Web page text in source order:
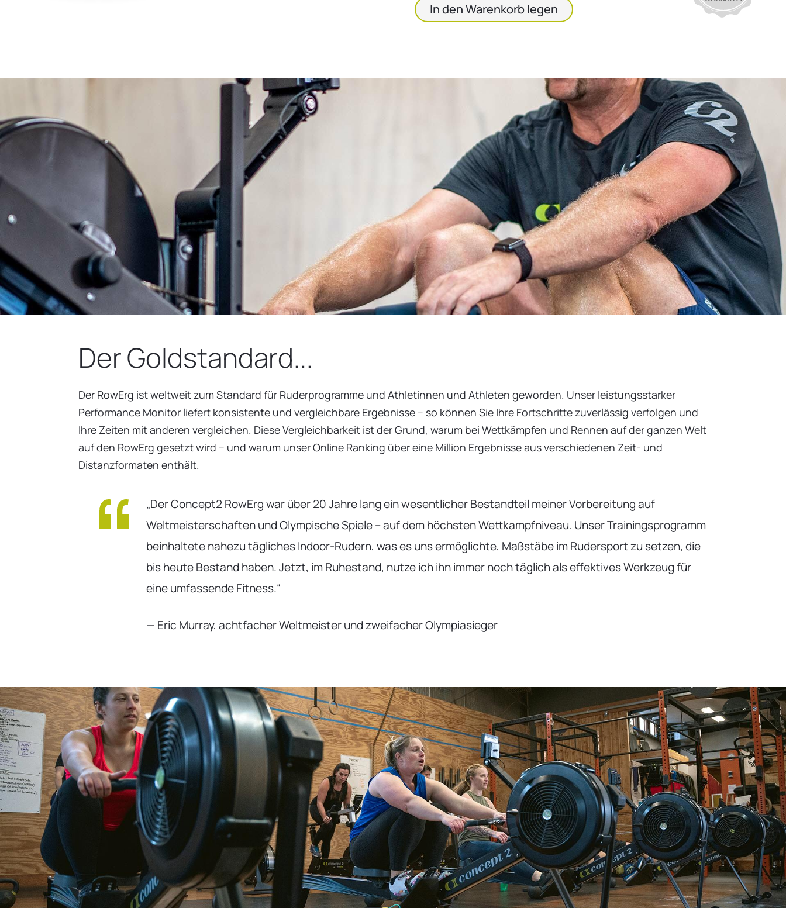
In den Warenkorb legen
Der Goldstandard...
Der RowErg ist weltweit zum Standard für Ruderprogramme und Athletinnen und Athleten geworden. Unser leistungsstarker
Performance Monitor liefert konsistente und vergleichbare Ergebnisse – so können Sie Ihre Fortschritte zuverlässig verfolgen und
Ihre Zeiten mit anderen vergleichen. Diese Vergleichbarkeit ist der Grund, warum bei Wettkämpfen und Rennen auf der ganzen Welt
auf den RowErg gesetzt wird – und warum unser Online Ranking über eine Million Ergebnisse aus verschiedenen Zeit- und
Distanzformaten enthält.
„Der Concept2 RowErg war über 20 Jahre lang ein wesentlicher Bestandteil meiner Vorbereitung auf
Weltmeisterschaften und Olympische Spiele – auf dem höchsten Wettkampfniveau. Unser Trainingsprogramm
beinhaltete nahezu tägliches Indoor-Rudern, was es uns ermöglichte, Maßstäbe im Rudersport zu setzen, die
bis heute Bestand haben. Jetzt, im Ruhestand, nutze ich ihn immer noch täglich als effektives Werkzeug für
eine umfassende Fitness.“
— Eric Murray, achtfacher Weltmeister und zweifacher Olympiasieger